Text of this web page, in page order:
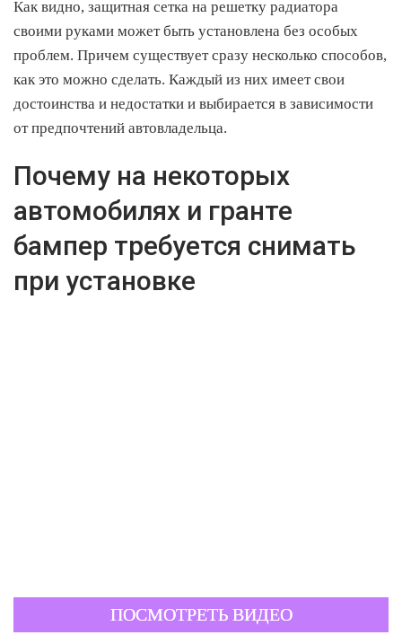
Как видно, защитная сетка на решетку радиатора
своими руками может быть установлена без особых
проблем. Причем существует сразу несколько способов,
как это можно сделать. Каждый из них имеет свои
достоинства и недостатки и выбирается в зависимости
от предпочтений автовладельца.
Почему на некоторых
автомобилях и гранте
бампер требуется снимать
при установке
ПОСМОТРЕТЬ ВИДЕО